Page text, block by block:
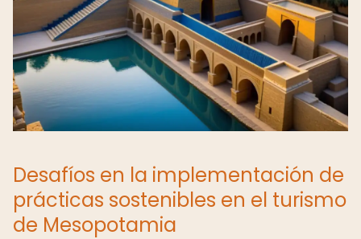
Desafíos en la implementación de
prácticas sostenibles en el turismo
de Mesopotamia